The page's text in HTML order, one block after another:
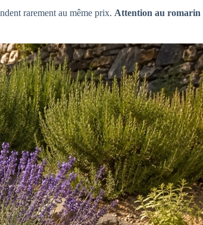
rarement au même prix. Attention au romarin